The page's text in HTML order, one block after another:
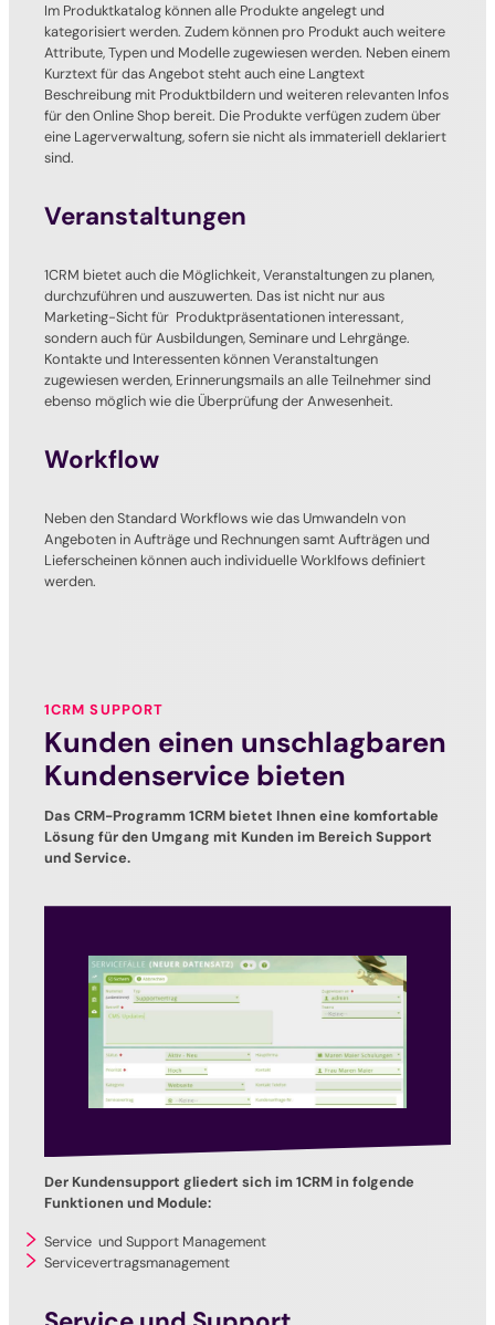
Im Produktkatalog können alle Produkte angelegt und
kategorisiert werden. Zudem können pro Produkt auch weitere
Attribute, Typen und Modelle zugewiesen werden. Neben einem
Kurztext für das Angebot steht auch eine Langtext
Beschreibung mit Produktbildern und weiteren relevanten Infos
für den Online Shop bereit. Die Produkte verfügen zudem über
eine Lagerverwaltung, sofern sie nicht als immateriell deklariert
sind.
Veranstaltungen
1CRM bietet auch die Möglichkeit, Veranstaltungen zu planen,
durchzuführen und auszuwerten. Das ist nicht nur aus
Marketing-Sicht für Produktpräsentationen interessant,
sondern auch für Ausbildungen, Seminare und Lehrgänge.
Kontakte und Interessenten können Veranstaltungen
zugewiesen werden, Erinnerungsmails an alle Teilnehmer sind
ebenso möglich wie die Überprüfung der Anwesenheit.
Workflow
Neben den Standard Workflows wie das Umwandeln von
Angeboten in Aufträge und Rechnungen samt Aufträgen und
Lieferscheinen können auch individuelle Worklfows definiert
werden.
1CRM SUPPORT
Kunden einen unschlagbaren
Kundenservice bieten
Das CRM-Programm 1CRM bietet Ihnen eine komfortable
Lösung für den Umgang mit Kunden im Bereich Support
und Service.
Der Kundensupport gliedert sich im 1CRM in folgende
Funktionen und Module:
Service und Support Management
Servicevertragsmanagement